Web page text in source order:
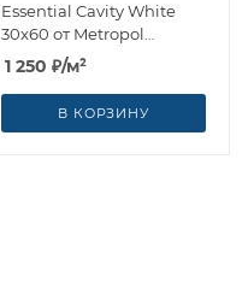
Essential Cavity White
30x60 от Metropol
(Испания)
1 250 ₽/м²
В КОРЗИНУ